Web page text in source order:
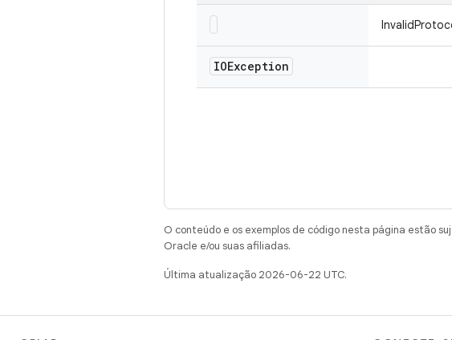
IOException
O conteúdo e os exemplos de código nesta página estão
Oracle e/ou suas afiliadas.
Última atualização 2026-06-22 UTC.